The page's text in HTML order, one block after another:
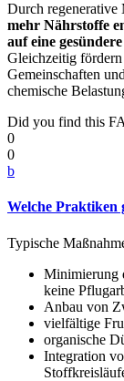
Durch regenerative
mehr Nährstoffe
auf eine
Gleichzeitig
Gemeinschaften
chemische
Did you find this
0
0
b
Welche Praktiken
Typische
Minimierung
keine
Anbau von
vielfältige
organische
Integration